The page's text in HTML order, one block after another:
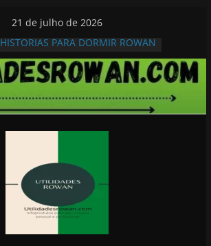
21 de julho de 2026
HISTORIAS PARA DORMIR ROWAN